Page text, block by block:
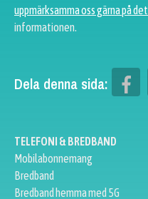
uppmärksamma oss gärna på det
informationen.
Dela denna sida:
TELEFONI & BREDBAND
Mobilabonnemang
Bredband
Bredband hemma med 5G